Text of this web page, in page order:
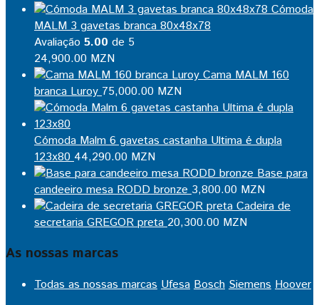
Cómoda
MALM 3 gavetas branca 80x48x78
Avaliação 5.00 de 5
24,900.00 MZN
Cama MALM 160
branca Luroy 75,000.00 MZN
Cómoda Malm 6 gavetas castanha Ultima é dupla
123x80 44,290.00 MZN
Base para
candeeiro mesa RODD bronze 3,800.00 MZN
Cadeira de
secretaria GREGOR preta 20,300.00 MZN
As nossas marcas
Todas as nossas marcas Ufesa Bosch Siemens Hoover